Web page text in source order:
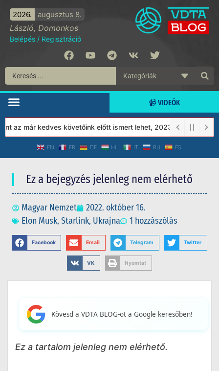
2026. augusztus 8.
László, Domonkos
Belépés / Regisztráció
📹 VIDEÓK
már kedves követőink előtt ismert lehet, 2023-tól a Védett
EN FR DE HU IT RU ES
Ez a bejegyzés jelenleg nem elérhető
Magyar Nemzet
2022. október 16.
Elon Musk, Starlink, Ukrajna 1 hozzászólás
Facebook Email Telegram Twitter
VK Nyomtat
Kövesd a VDTA BLOG-ot a Google keresőben!
Ez a tartalom jelenleg nem elérhető.